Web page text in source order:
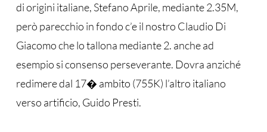
di origini italiane, Stefano Aprile, mediante 2.35M,
però parecchio in fondo c’e il nostro Claudio Di
Giacomo che lo tallona mediante 2. anche ad
esempio si consenso perseverante. Dovra anziché
redimere dal 17� ambito (755K) l’altro italiano
verso artificio, Guido Presti.